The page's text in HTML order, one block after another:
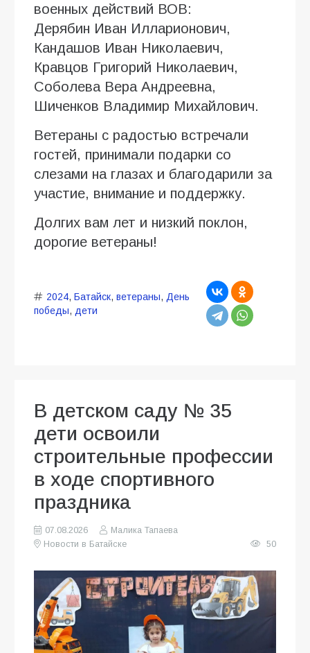
военных действий ВОВ:
Дерябин Иван Илларионович,
Кандашов Иван Николаевич,
Кравцов Григорий Николаевич,
Соболева Вера Андреевна,
Шиченков Владимир Михайлович.
Ветераны с радостью встречали
гостей, принимали подарки со
слезами на глазах и благодарили за
участие, внимание и поддержку.
Долгих вам лет и низкий поклон,
дорогие ветераны!
2024, Батайск, ветераны, День
победы, дети
В детском саду № 35
дети освоили
строительные профессии
в ходе спортивного
праздника
07.08.2026
Малика Тапаева
Новости в Батайске
50